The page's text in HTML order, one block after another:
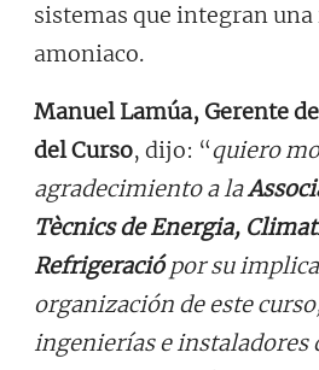
sistemas que integran
amoniaco.
Manuel Lamúa, Gerente
del Curso, dijo: “quiero
agradecimiento a la
Tècnics de Energia,
Refrigeraciópor su
organización de este
ingenierías e instaladores